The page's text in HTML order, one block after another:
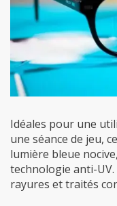
Idéales pour une
une séance de jeu,
lumière bleue
technologie anti-
rayures et traités